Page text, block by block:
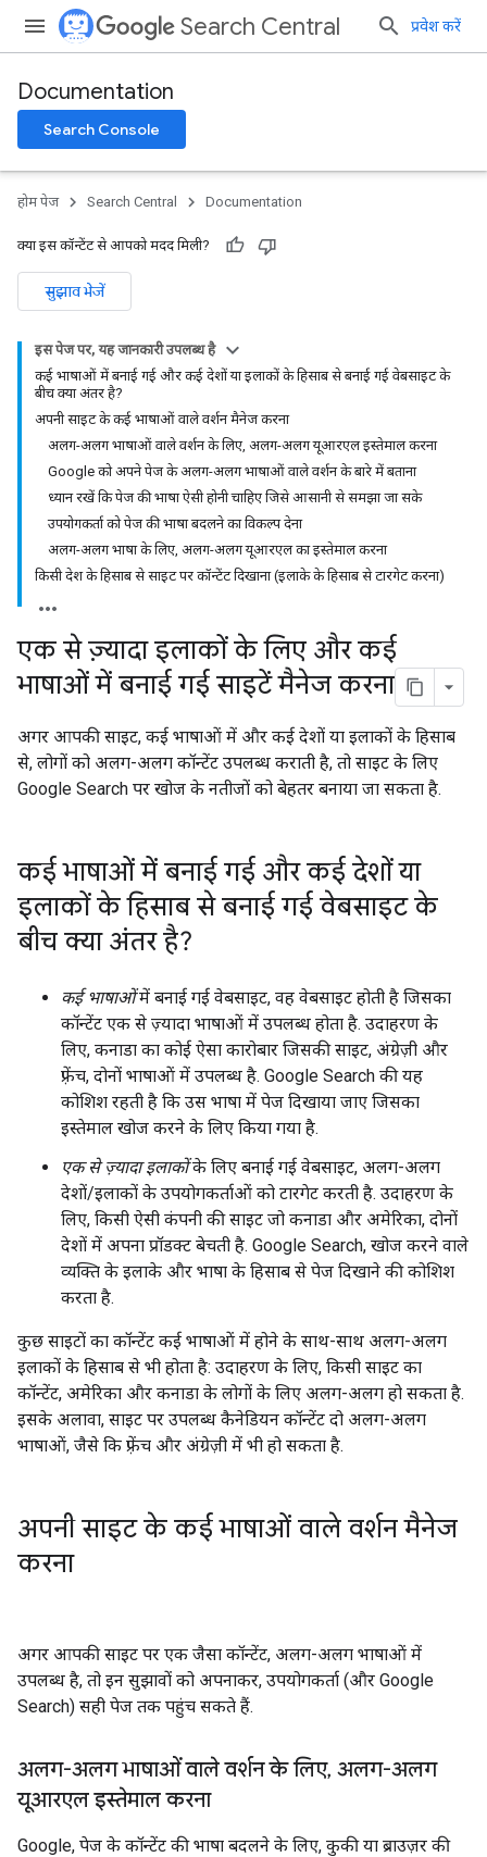
Search Central प्रवेश करें
Documentation
Search Console
होम पेज Search Central Documentation
क्या इस कॉन्टेंट से आपको मदद मिली?
सुझाव भेजें
इस पेज पर, यह जानकारी उपलब्ध है
कई भाषाओं में बनाई गई और कई देशों या इलाकों के हिसाब से बनाई गई वेबसाइट के
बीच क्या अंतर है?
अपनी साइट के कई भाषाओं वाले वर्शन मैनेज करना
अलग-अलग भाषाओं वाले वर्शन के लिए, अलग-अलग यूआरएल इस्तेमाल करना
Google को अपने पेज के अलग-अलग भाषाओं वाले वर्शन के बारे में बताना
ध्यान रखें कि पेज की भाषा ऐसी होनी चाहिए जिसे आसानी से समझा जा सके
उपयोगकर्ता को पेज की भाषा बदलने का विकल्प देना
अलग-अलग भाषा के लिए, अलग-अलग यूआरएल का इस्तेमाल करना
किसी देश के हिसाब से साइट पर कॉन्टेंट दिखाना (इलाके के हिसाब से टारगेट करना)
एक से ज़्यादा इलाकों के लिए और कई
भाषाओं में बनाई गई साइटें मैनेज करना
अगर आपकी साइट, कई भाषाओं में और कई देशों या इलाकों के हिसाब
से, लोगों को अलग-अलग कॉन्टेंट उपलब्ध कराती है, तो साइट के लिए
Google Search पर खोज के नतीजों को बेहतर बनाया जा सकता है.
कई भाषाओं में बनाई गई और कई देशों या
इलाकों के हिसाब से बनाई गई वेबसाइट के
बीच क्या अंतर है?
कई भाषाओंमें बनाई गई वेबसाइट, वह वेबसाइट होती है जिसका
कॉन्टेंट एक से ज़्यादा भाषाओं में उपलब्ध होता है. उदाहरण के
लिए, कनाडा का कोई ऐसा कारोबार जिसकी साइट, अंग्रेज़ी और
फ़्रेंच, दोनों भाषाओं में उपलब्ध है. Google Search की यह
कोशिश रहती है कि उस भाषा में पेज दिखाया जाए जिसका
इस्तेमाल खोज करने के लिए किया गया है.
एक से ज़्यादा इलाकोंके लिए बनाई गई वेबसाइट, अलग-अलग
देशों/इलाकों के उपयोगकर्ताओं को टारगेट करती है. उदाहरण के
लिए, किसी ऐसी कंपनी की साइट जो कनाडा और अमेरिका, दोनों
देशों में अपना प्रॉडक्ट बेचती है. Google Search, खोज करने वाले
व्यक्ति के इलाके और भाषा के हिसाब से पेज दिखाने की कोशिश
करता है.
कुछ साइटों का कॉन्टेंट कई भाषाओं में होने के साथ-साथ अलग-अलग
इलाकों के हिसाब से भी होता है: उदाहरण के लिए, किसी साइट का
कॉन्टेंट, अमेरिका और कनाडा के लोगों के लिए अलग-अलग हो सकता है.
इसके अलावा, साइट पर उपलब्ध कैनेडियन कॉन्टेंट दो अलग-अलग
भाषाओं, जैसे कि फ़्रेंच और अंग्रेज़ी में भी हो सकता है.
अपनी साइट के कई भाषाओं वाले वर्शन मैनेज
करना
अगर आपकी साइट पर एक जैसा कॉन्टेंट, अलग-अलग भाषाओं में
उपलब्ध है, तो इन सुझावों को अपनाकर, उपयोगकर्ता (और Google
Search) सही पेज तक पहुंच सकते हैं.
अलग-अलग भाषाओं वाले वर्शन के लिए, अलग-अलग
यूआरएल इस्तेमाल करना
Google, पेज के कॉन्टेंट की भाषा बदलने के लिए, कुकी या ब्राउज़र की